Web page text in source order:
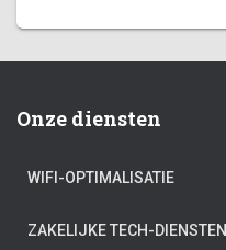
Onze diensten
WIFI-OPTIMALISATIE
ZAKELIJKE TECH-DIENSTEN